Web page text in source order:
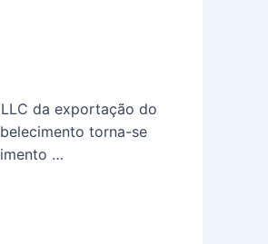
da exportação do
torna-se
…